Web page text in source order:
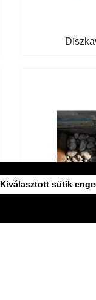
Kiválasztott sütik